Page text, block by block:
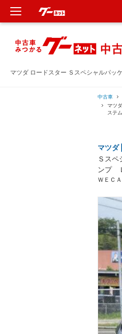
マツダ ロードスター Ｓスペシャルパ
中古車
マツ
ステ
マツダ
Ｓス
ンプ
ＷＥＣ
新車
中古車